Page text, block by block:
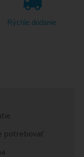
Rýchle dodanie
potrebovať